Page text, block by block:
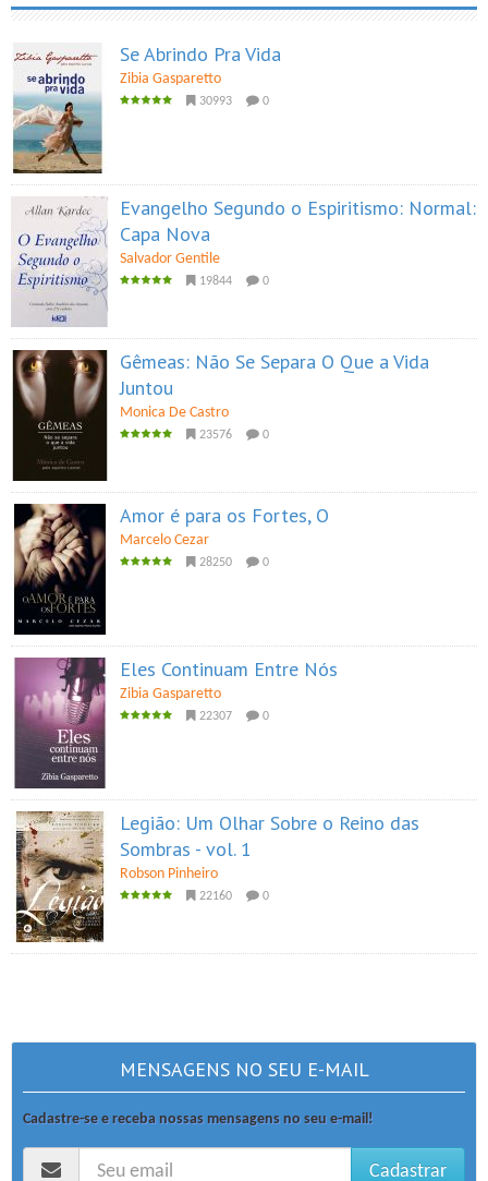
Se Abrindo Pra Vida
Zibia Gasparetto
30993 0
Evangelho Segundo o Espiritismo: Normal:
Capa Nova
Salvador Gentile
19844 0
Gêmeas: Não Se Separa O Que a Vida
Juntou
Monica De Castro
23576 0
Amor é para os Fortes, O
Marcelo Cezar
28250 0
Eles Continuam Entre Nós
Zibia Gasparetto
22307 0
Legião: Um Olhar Sobre o Reino das
Sombras - vol. 1
Robson Pinheiro
22160 0
MENSAGENS NO SEU E-MAIL
Cadastre-se e receba nossas mensagens no seu e-mail!
Cadastrar